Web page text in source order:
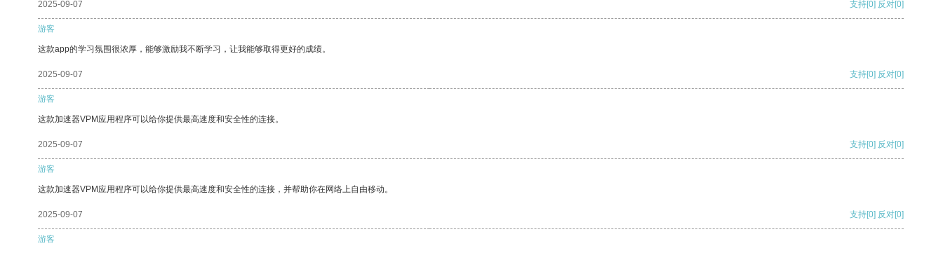
2025-09-07 支持[0] 反对[0]
游客
这款app的学习氛围很浓厚，能够激励我不断学习，让我能够取得更好的成绩。
2025-09-07 支持[0] 反对[0]
游客
这款加速器VPM应用程序可以给你提供最高速度和安全性的连接。
2025-09-07 支持[0] 反对[0]
游客
这款加速器VPM应用程序可以给你提供最高速度和安全性的连接，并帮助你在网络上自由移动。
2025-09-07 支持[0] 反对[0]
游客